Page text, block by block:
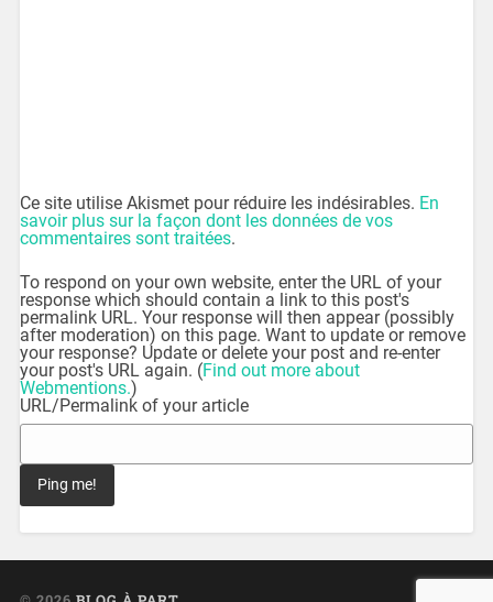
Ce site utilise Akismet pour réduire les indésirables. En
savoir plus sur la façon dont les données de vos
commentaires sont traitées.
To respond on your own website, enter the URL of your
response which should contain a link to this post's
permalink URL. Your response will then appear (possibly
after moderation) on this page. Want to update or remove
your response? Update or delete your post and re-enter
your post's URL again. (Find out more about
Webmentions.)
URL/Permalink of your article